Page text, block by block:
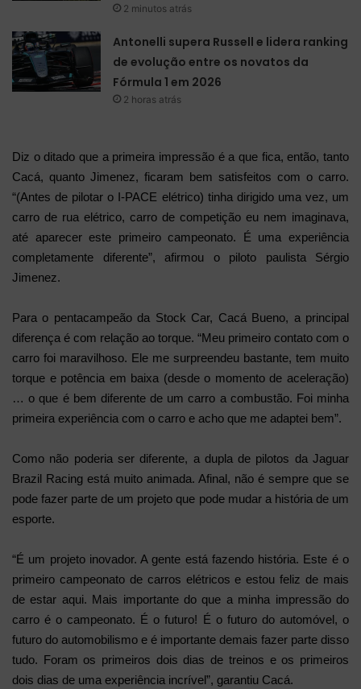
2 minutos atrás
Antonelli supera Russell e lidera ranking
de evolução entre os novatos da
Fórmula 1 em 2026
2 horas atrás
Diz o ditado que a primeira impressão é a que fica, então, tanto
Cacá, quanto Jimenez, ficaram bem satisfeitos com o carro.
“(Antes de pilotar o I-PACE elétrico) tinha dirigido uma vez, um
carro de rua elétrico, carro de competição eu nem imaginava,
até aparecer este primeiro campeonato. É uma experiência
completamente diferente”, afirmou o piloto paulista Sérgio
Jimenez.
Para o pentacampeão da Stock Car, Cacá Bueno, a principal
diferença é com relação ao torque. “Meu primeiro contato com o
carro foi maravilhoso. Ele me surpreendeu bastante, tem muito
torque e potência em baixa (desde o momento de aceleração)
… o que é bem diferente de um carro a combustão. Foi minha
primeira experiência com o carro e acho que me adaptei bem”.
Como não poderia ser diferente, a dupla de pilotos da Jaguar
Brazil Racing está muito animada. Afinal, não é sempre que se
pode fazer parte de um projeto que pode mudar a história de um
esporte.
“É um projeto inovador. A gente está fazendo história. Este é o
primeiro campeonato de carros elétricos e estou feliz de mais
de estar aqui. Mais importante do que a minha impressão do
carro é o campeonato. É o futuro! É o futuro do automóvel, o
futuro do automobilismo e é importante demais fazer parte disso
tudo. Foram os primeiros dois dias de treinos e os primeiros
dois dias de uma experiência incrível”, garantiu Cacá.